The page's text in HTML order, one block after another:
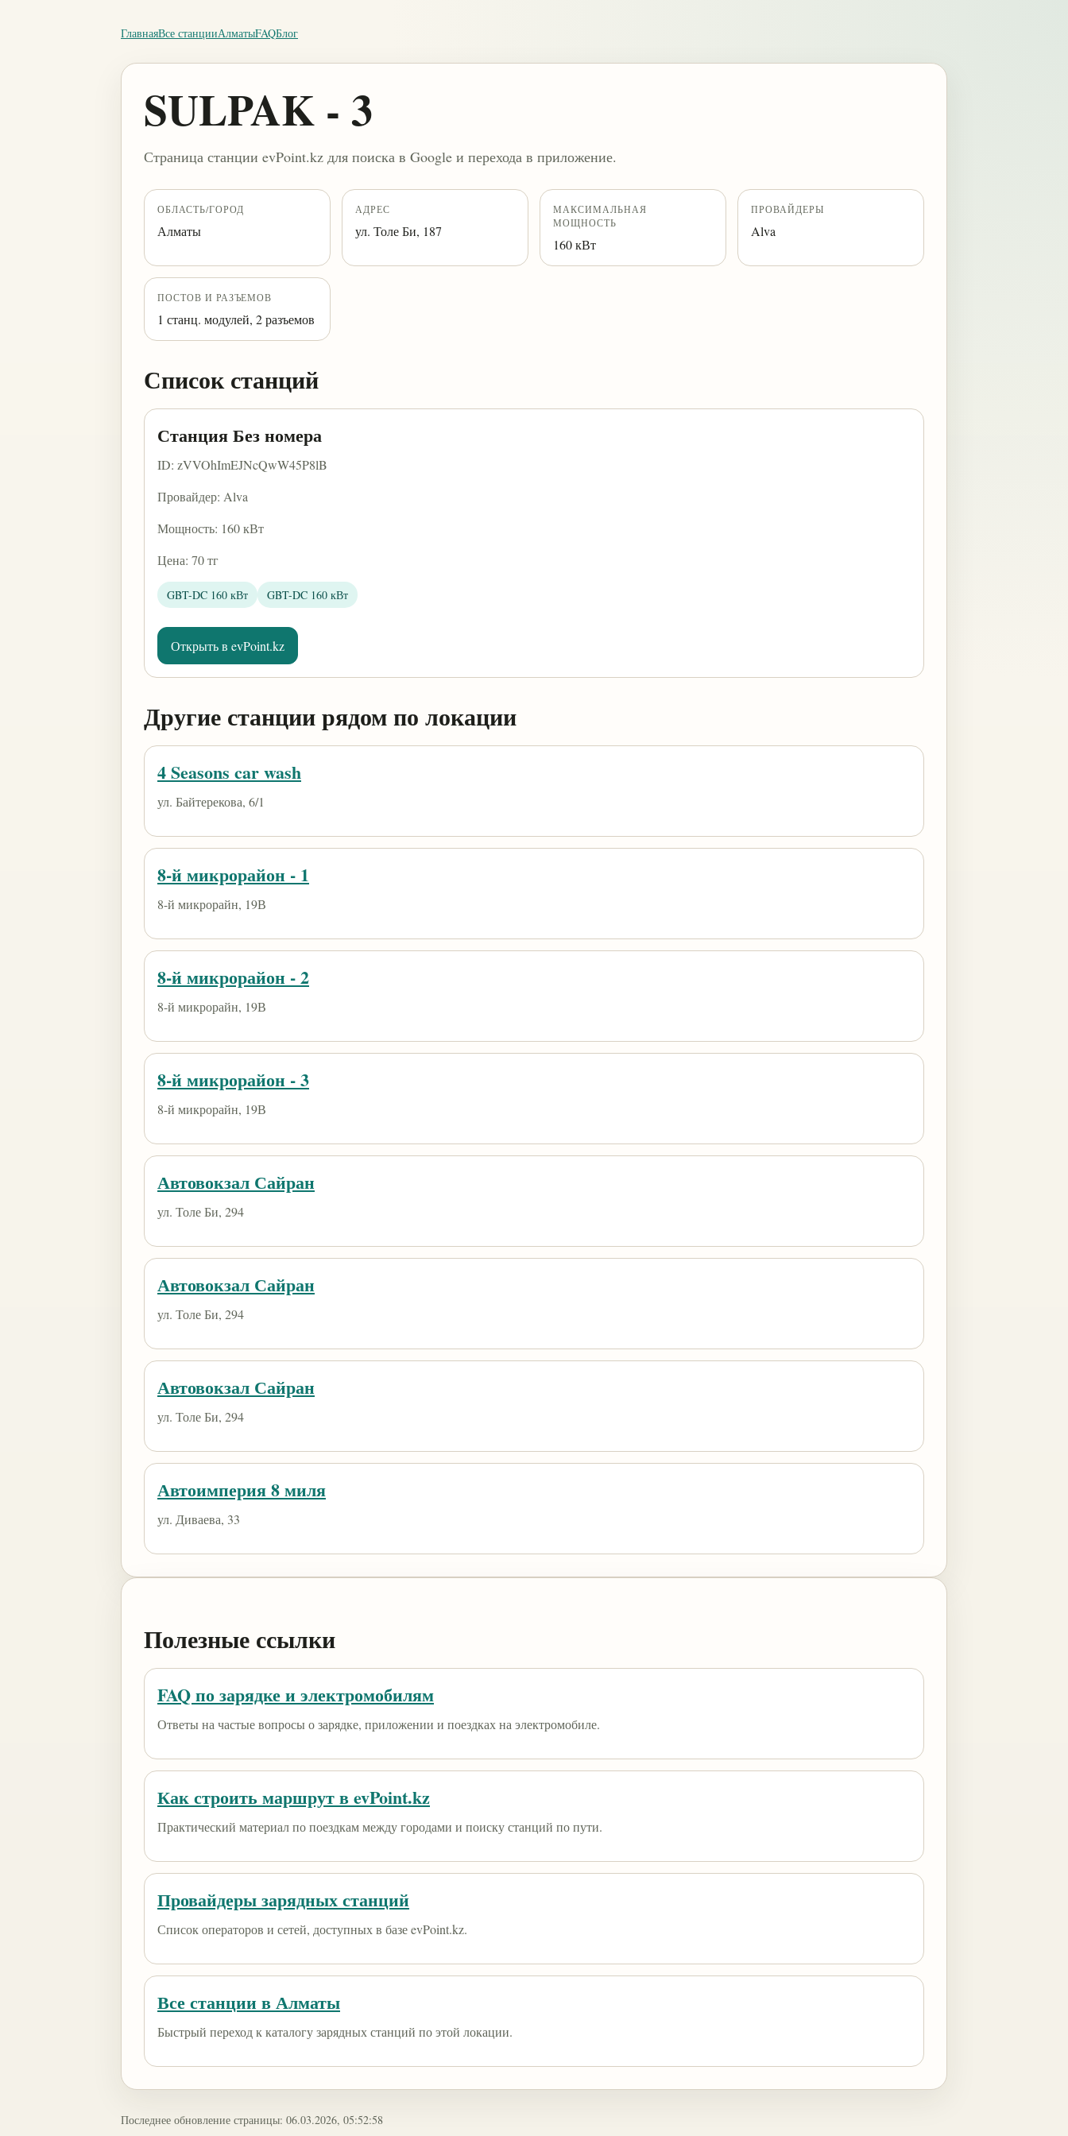
ГлавнаяВсе станцииАлматыFAQБлог
SULPAK - 3
Страница станции evPoint.kz для поиска в Google и перехода в приложение.
ОБЛАСТЬ/ГОРОД
Алматы
АДРЕС
ул. Толе Би, 187
МАКСИМАЛЬНАЯ
МОЩНОСТЬ
160 кВт
ПРОВАЙДЕРЫ
Alva
ПОСТОВ И РАЗЪЕМОВ
1 станц. модулей, 2 разъемов
Список станций
Станция Без номера
ID: zVVOhImEJNcQwW45P8lB
Провайдер: Alva
Мощность: 160 кВт
Цена: 70 тг
GBT-DC 160 кВт GBT-DC 160 кВт
Открыть в evPoint.kz
Другие станции рядом по локации
4 Seasons car wash
ул. Байтерекова, 6/1
8-й микрорайон - 1
8-й микрорайн, 19В
8-й микрорайон - 2
8-й микрорайн, 19В
8-й микрорайон - 3
8-й микрорайн, 19В
Автовокзал Сайран
ул. Толе Би, 294
Автовокзал Сайран
ул. Толе Би, 294
Автовокзал Сайран
ул. Толе Би, 294
Автоимперия 8 миля
ул. Диваева, 33
Полезные ссылки
FAQ по зарядке и электромобилям
Ответы на частые вопросы о зарядке, приложении и поездках на электромобиле.
Как строить маршрут в evPoint.kz
Практический материал по поездкам между городами и поиску станций по пути.
Провайдеры зарядных станций
Список операторов и сетей, доступных в базе evPoint.kz.
Все станции в Алматы
Быстрый переход к каталогу зарядных станций по этой локации.
Последнее обновление страницы: 06.03.2026, 05:52:58